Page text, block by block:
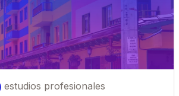
estudios profesionales